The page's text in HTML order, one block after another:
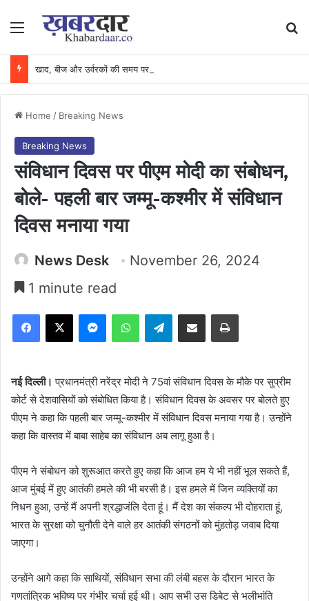
Menu
Home / Breaking News
Breaking News
संविधान दिवस पर पीएम मोदी का संबोधन,
बोले- पहली बार जम्मू-कश्मीर में संविधान
दिवस मनाया गया
News Desk
November 26, 2024
1 minute read
Facebook
X MessengerWhatsAppTelegramShare via Email Print
नई दिल्ली। प्रधानमंत्री नरेंद्र मोदी ने 75वां संविधान दिवस के मौके पर सुप्रीम
कोर्ट से देशवासियों को संबोधित किया है। संविधान दिवस के अवसर पर बोलते हुए
पीएम ने कहा कि पहली बार जम्मू-कश्मीर में संविधान दिवस मनाया गया है। उन्होंने
कहा कि वास्तव में बाबा साहेब का संविधान अब लागू हुआ है।
पीएम ने संबोधन को शुरूआत करते हुए कहा कि आज हम ये भी नहीं भूल सकते हैं,
आज मुंबई में हुए आतंकी हमले की भी बरसी है। इस हमले में जिन व्यक्तियों का
निधन हुआ, उन्हें मैं अपनी श्रद्धाजंलि देता हूं। मैं देश का संकल्प भी दोहराता हूं,
भारत के सुरक्षा को चुनौती देने वाले हर आतंकी संगठनों को मुंहतोड़ जवाब दिया
जाएगा।
उन्होंने आगे कहा कि साथियों, संविधान सभा की लंबी बहस के दौरान भारत के
गणतांत्रिक भविष्य पर गंभीर चर्चा हुई थी। आप सभी उस डिबेट से भलीभांति